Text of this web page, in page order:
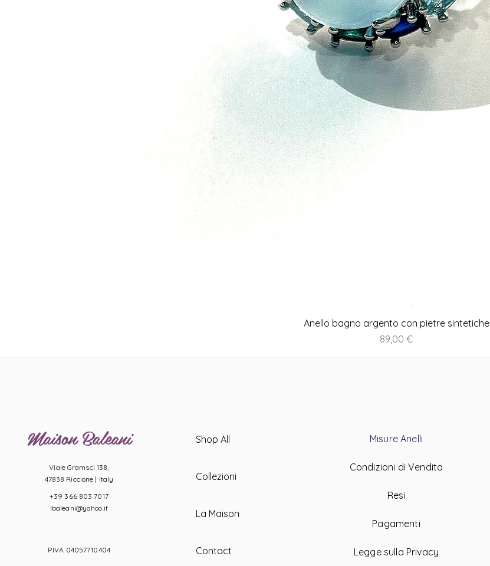
Anello bagno argento con pietre sintetiche
Prezzo
89,00 €
Maison Baleani
Viale Gramsci 138,
47838 Riccione | Italy
+39 366 803 7017
lbaleani@yahoo.it
P.IVA 04057710404
Shop All
Collezioni
La Maison
Contact
Misure Anelli
Condizioni di Vendita
Resi
Pagamenti
Legge sulla Privacy